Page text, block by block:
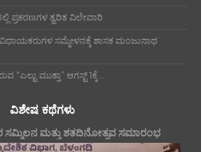
ಪ್ರಕರಣಗಳ ತ್ವರಿತ ವಿಲೇವಾರಿ
ಸಮ್ಮೇಳನಕ್ಕೆ ಶಾಸಕ ಮಂಜುನಾಥ
“ಎಲ್ಟು ಮುತ್ತಾ” ಆಗಸ್ಟ್ 1ಕ್ಕೆ...
ವಿಶೇಷ ಕಥೆಗಳು
ಸಮ್ಮಿಲನ ಮತ್ತು ಶತದಿನೋತ್ಸವ ಸಮಾರಂಭ